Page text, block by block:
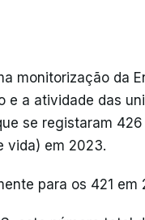
monitorização da
e a atividade das
se registaram
vida) em 2023.
para os 421 em